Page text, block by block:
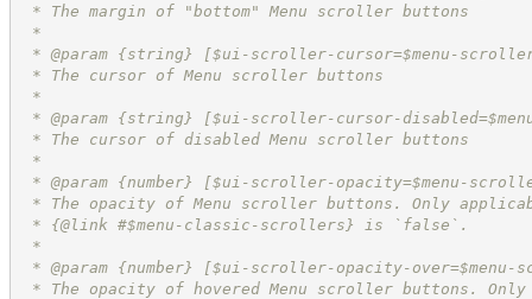
* The margin of "bottom" Menu scroller buttons
*
* @param {string} [$ui-scroller-cursor=$menu-
* The cursor of Menu scroller buttons
*
* @param {string} [$ui-scroller-cursor-
* The cursor of disabled Menu scroller buttons
*
* @param {number} [$ui-scroller-opacity=$menu-
* The opacity of Menu scroller buttons. Only
* {@link #$menu-classic-scrollers} is `false`.
*
* @param {number} [$ui-scroller-opacity-
* The opacity of hovered Menu scroller buttons. Only